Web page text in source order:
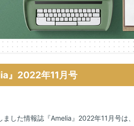
』2022年11月号
ました情報誌『Amelia』2022年11月号は